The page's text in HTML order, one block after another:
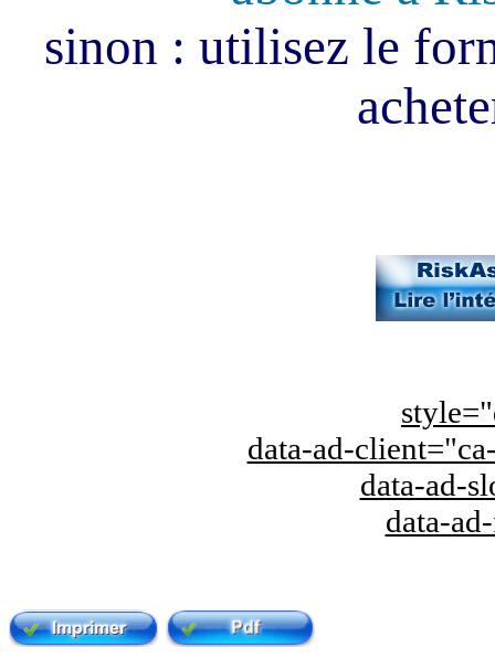
sinon : utilisez le
data-ad-
data-ad-
data-